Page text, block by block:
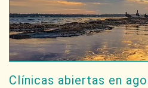
Clínicas abiertas en